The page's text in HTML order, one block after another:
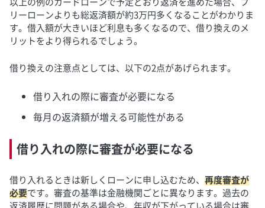
リーローンよりも総返済額が約3万円多くなることがわかりま
す。借入額が大きいほど利息も多くなるので、借り換えのメ
リットをより得られるでしょう。
借り換えの注意点としては、以下の2点があげられます。
借り入れの際に審査が必要になる
毎月の返済額が増える可能性がある
借り入れの際に審査が必要になる
借り入れるときは新しくローンに申し込むため、 再度審査が
必要です。審査の基準は金融機関ごとに異なります。過去の
返済履歴に問題がある場合や、年収が下がっている場合は審